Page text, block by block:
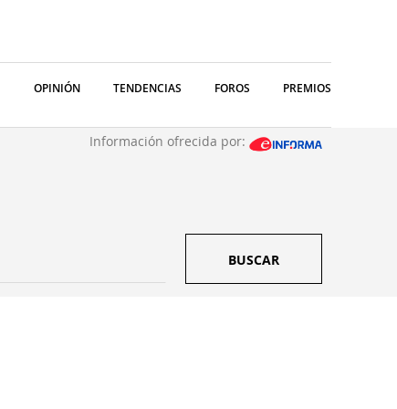
OPINIÓN TENDENCIAS FOROS PREMIOS
Información ofrecida por:
BUSCAR